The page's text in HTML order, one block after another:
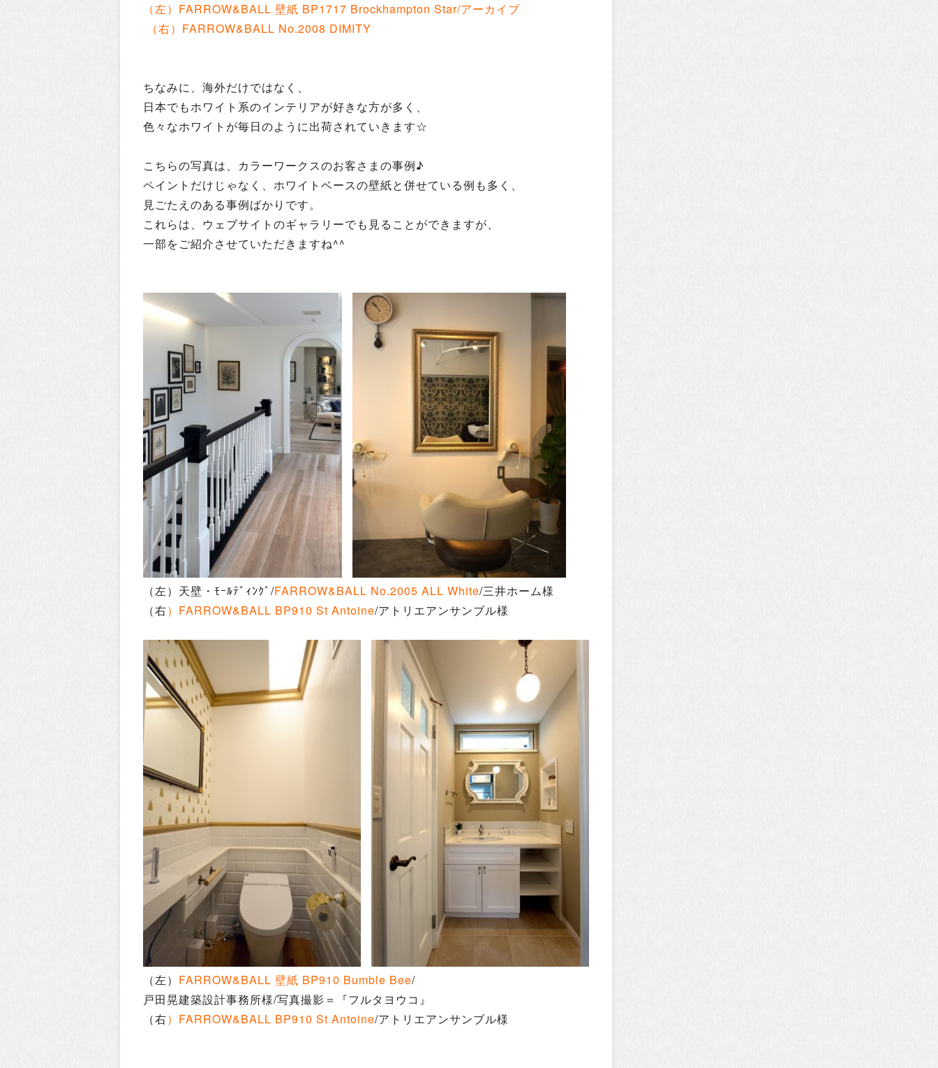
（左） FARROW&BALL 壁紙 BP1717 Brockhampton Star/アーカイブ
（右）FARROW&BALL No.2008 DIMITY
ちなみに、海外だけではなく、
日本でもホワイト系のインテリアが好きな方が多く、
色々なホワイトが毎日のように出荷されていきます☆
こちらの写真は、カラーワークスのお客さまの事例♪
ペイントだけじゃなく、ホワイトベースの壁紙と併せている例も多く、
見ごたえのある事例ばかりです。
これらは、ウェブサイトのギャラリーでも見ることができますが、
一部をご紹介させていただきますね^^
（左）天壁・ﾓｰﾙﾃﾞｨﾝｸﾞ/FARROW&BALL No.2005 ALL White/三井ホーム様
（右）FARROW&BALL BP910 St Antoine/アトリエアンサンブル様
（左） FARROW&BALL 壁紙 BP910 Bumble Bee/
戸田晃建築設計事務所様/写真撮影＝『フルタヨウコ』
（右）FARROW&BALL BP910 St Antoine/アトリエアンサンブル様